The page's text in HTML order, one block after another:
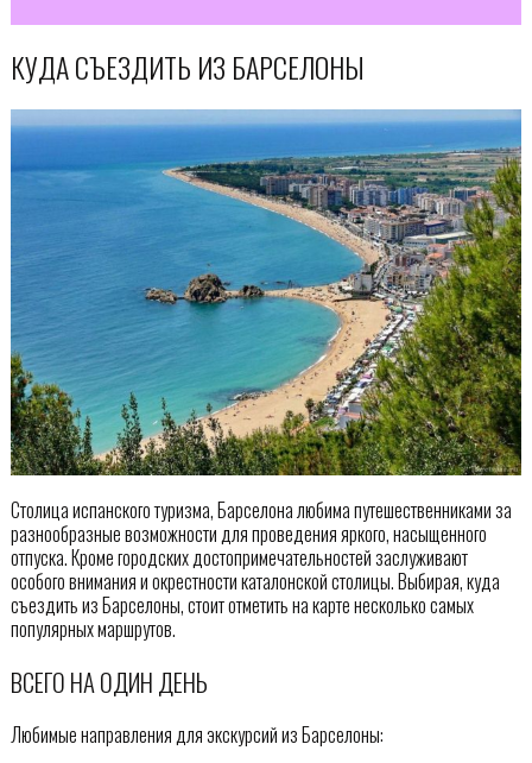
КУДА СЪЕЗДИТЬ ИЗ БАРСЕЛОНЫ
Столица испанского туризма, Барселона любима путешественниками за
разнообразные возможности для проведения яркого, насыщенного
отпуска. Кроме городских достопримечательностей заслуживают
особого внимания и окрестности каталонской столицы. Выбирая, куда
съездить из Барселоны, стоит отметить на карте несколько самых
популярных маршрутов.
ВСЕГО НА ОДИН ДЕНЬ
Любимые направления для экскурсий из Барселоны: